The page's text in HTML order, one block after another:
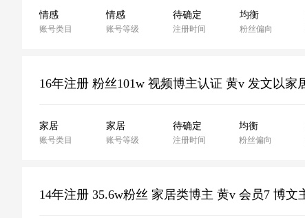
情感
账号类目
情感
账号等级
待确定
注册时间
均衡
粉丝偏向
家居
账号类目
家居
账号等级
待确定
注册时间
均衡
粉丝偏向